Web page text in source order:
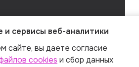
и сервисы веб-аналитики
сайте, вы даете согласие
cookies и сбор данных